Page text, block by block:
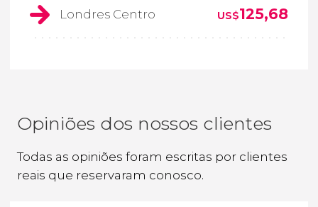
Londres Centro
US$125,68
Opiniões dos nossos clientes
Todas as opiniões foram escritas por clientes
reais que reservaram conosco.